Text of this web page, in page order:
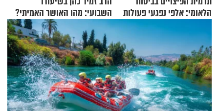
הלאומי: אלפי נפגעי פעולות
איבה קיבלו כספים במירמה
השבועי: מהו האושר האמיתי?